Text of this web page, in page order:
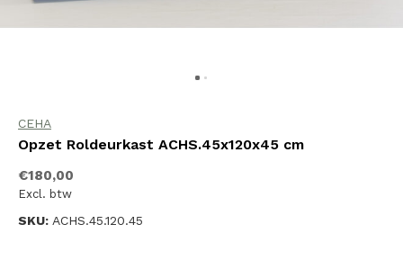
CEHA
Opzet Roldeurkast ACHS.45x120x45 cm
€180,00
Excl. btw
SKU: ACHS.45.120.45